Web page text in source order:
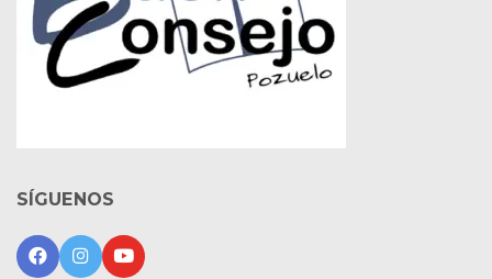
SÍGUENOS